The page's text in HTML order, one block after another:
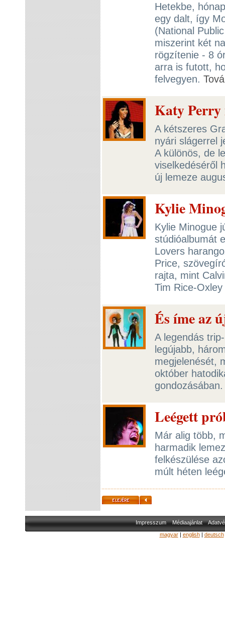
Hetekbe,
egy dalt, így
(National
miszerint két
rögzítenie - 8
arra is futott,
felvegyen.
Katy Perry
A kétszeres
nyári slágerrel
A különös, de
viselkedéséről
új lemeze
Kylie
Kylie Minogue
stúdióalbumát
Lovers
Price,
rajta, mint
Tim Rice-
És íme az
A legendás
legújabb,
megjelenését,
október
Leégett
Már alig több,
harmadik
felkészülése
múlt héten
Impresszum Médiaajánlat
magyar| english| deutsch